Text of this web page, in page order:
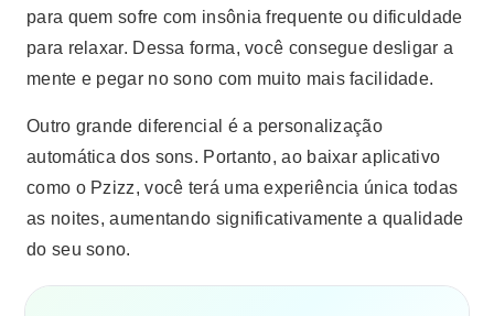
para quem sofre com insônia frequente ou dificuldade
para relaxar. Dessa forma, você consegue desligar a
mente e pegar no sono com muito mais facilidade.
Outro grande diferencial é a personalização
automática dos sons. Portanto, ao baixar aplicativo
como o Pzizz, você terá uma experiência única todas
as noites, aumentando significativamente a qualidade
do seu sono.